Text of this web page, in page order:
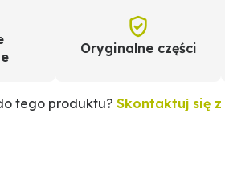
Oryginalne części
tego produktu? Skontaktuj się